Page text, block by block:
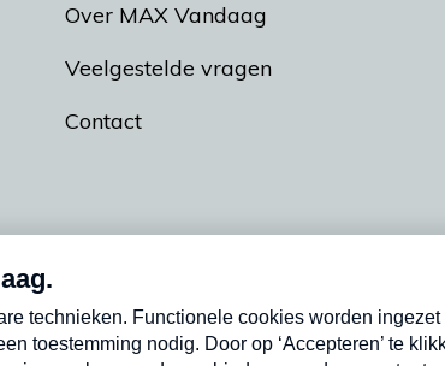
Over MAX Vandaag
Veelgestelde vragen
Contact